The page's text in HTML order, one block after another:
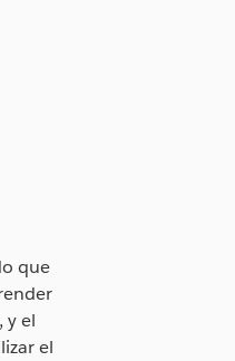
que
y el
el